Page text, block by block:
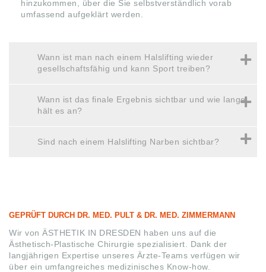
hinzukommen, über die Sie selbstverständlich vorab
umfassend aufgeklärt werden.
Wann ist man nach einem Halslifting wieder
gesellschaftsfähig und kann Sport treiben?
Wann ist das finale Ergebnis sichtbar und wie lange
hält es an?
Sind nach einem Halslifting Narben sichtbar?
GEPRÜFT DURCH DR. MED. PULT & DR. MED. ZIMMERMANN
Wir von ÄSTHETIK IN DRESDEN haben uns auf die
Ästhetisch-Plastische Chirurgie spezialisiert. Dank der
langjährigen Expertise unseres Ärzte-Teams verfügen wir
über ein umfangreiches medizinisches Know-how.